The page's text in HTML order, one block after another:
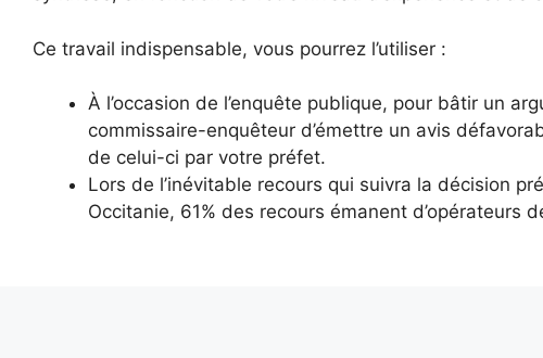
Ce travail indispensable, vous pourrez l’utiliser :
À l’occasion de l’enquête publique, pour bâtir un
commissaire-enquêteur d’émettre un avis
de celui-ci par votre préfet.
Lors de l’inévitable recours qui suivra la décision
Occitanie, 61% des recours émanent d’opérateurs